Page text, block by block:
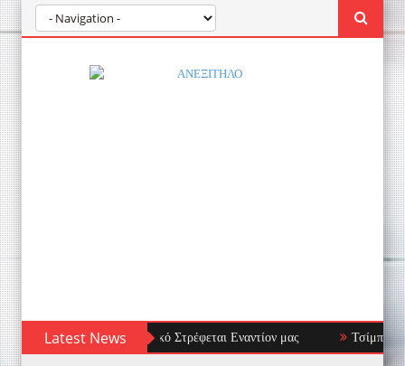
Latest News
Όταν το Ανοσοποιητικό Στρέφεται Εναντίον μας Τσίμπημα